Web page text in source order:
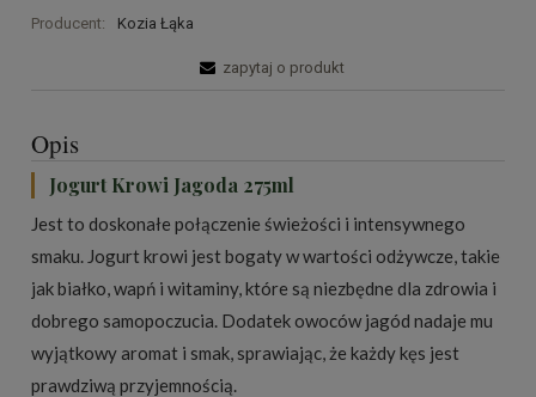
Producent: Kozia Łąka
zapytaj o produkt
Opis
Jogurt Krowi Jagoda 275ml
Jest to doskonałe połączenie świeżości i intensywnego
smaku. Jogurt krowi jest bogaty w wartości odżywcze, takie
jak białko, wapń i witaminy, które są niezbędne dla zdrowia i
dobrego samopoczucia. Dodatek owoców jagód nadaje mu
wyjątkowy aromat i smak, sprawiając, że każdy kęs jest
prawdziwą przyjemnością.